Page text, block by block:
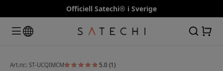
Officiell Satechi® i Sverige
Art.nr.: ST-UCQIMCM 5.0 (1)